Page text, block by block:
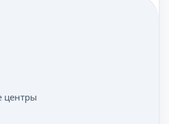
центры